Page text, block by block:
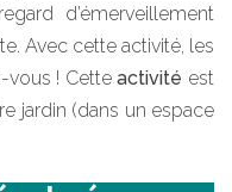
d’émerveillement
Avec cette activité, les
vous ! Cetteactivité est
jardin (dans un espace